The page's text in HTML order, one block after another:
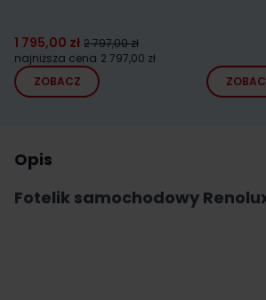
1 795,00 zł 2 797,00 zł
najniższa cena 2 797,00 zł
ZOBACZ
Opis
Fotelik samochodowy